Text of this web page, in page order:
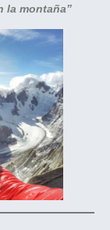
la montaña”